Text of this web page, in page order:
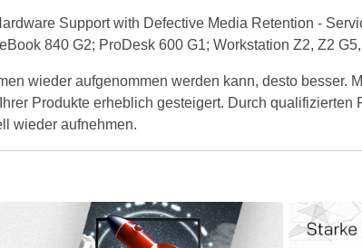
Support with Defective Media Retention -
840 G2; ProDesk 600 G1; Workstation Z2, Z2
wieder aufgenommen werden kann, desto besser.
Produkte erheblich gesteigert. Durch
wieder aufnehmen.